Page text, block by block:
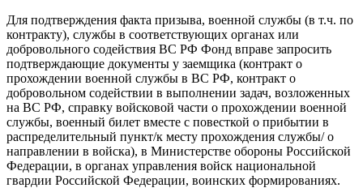
Для подтверждения факта призыва, военной службы (в т.ч. по
контракту), службы в соответствующих органах или
добровольного содействия ВС РФ Фонд вправе запросить
подтверждающие документы у заемщика (контракт о
прохождении военной службы в ВС РФ, контракт о
добровольном содействии в выполнении задач, возложенных
на ВС РФ, справку войсковой части о прохождении военной
службы, военный билет вместе с повесткой о прибытии в
распределительный пункт/к месту прохождения службы/ о
направлении в войска), в Министерстве обороны Российской
Федерации, в органах управления войск национальной
гвардии Российской Федерации, воинских формированиях.